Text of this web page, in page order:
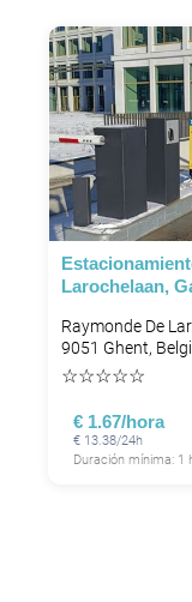
Larochelaan,
Raymonde De
9051 Ghent,
☆☆☆☆☆
€ 1.67/hora
€ 13.38/24h
Duración mínima: 1